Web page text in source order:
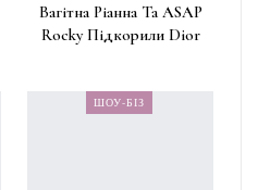
Вагітна Ріанна Та ASAP
Rocky Підкорили Dior
ШОУ-БІЗ